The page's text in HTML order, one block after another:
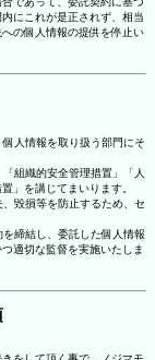
にこれが是正されず、相当
の個人情報の提供を停止い
人情報を取り扱う部門にそ
組織的安全管理措置」「人
」を講じてまいります。
毀損等を防止するため、セ
締結し、委託した個人情報
適切な監督を実施いたしま